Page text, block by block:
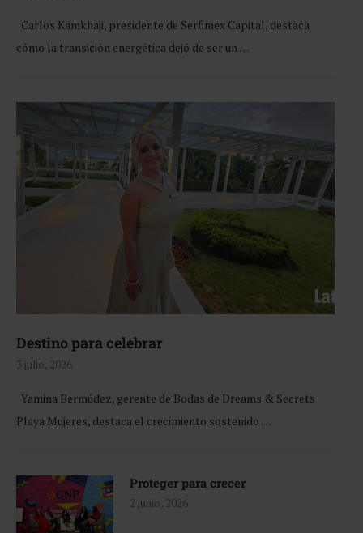
Carlos Kamkhaji, presidente de Serfimex Capital, destaca
cómo la transición energética dejó de ser un …
Destino para celebrar
3 julio, 2026
Yamina Bermúdez, gerente de Bodas de Dreams & Secrets
Playa Mujeres, destaca el crecimiento sostenido …
Proteger para crecer
2 junio, 2026